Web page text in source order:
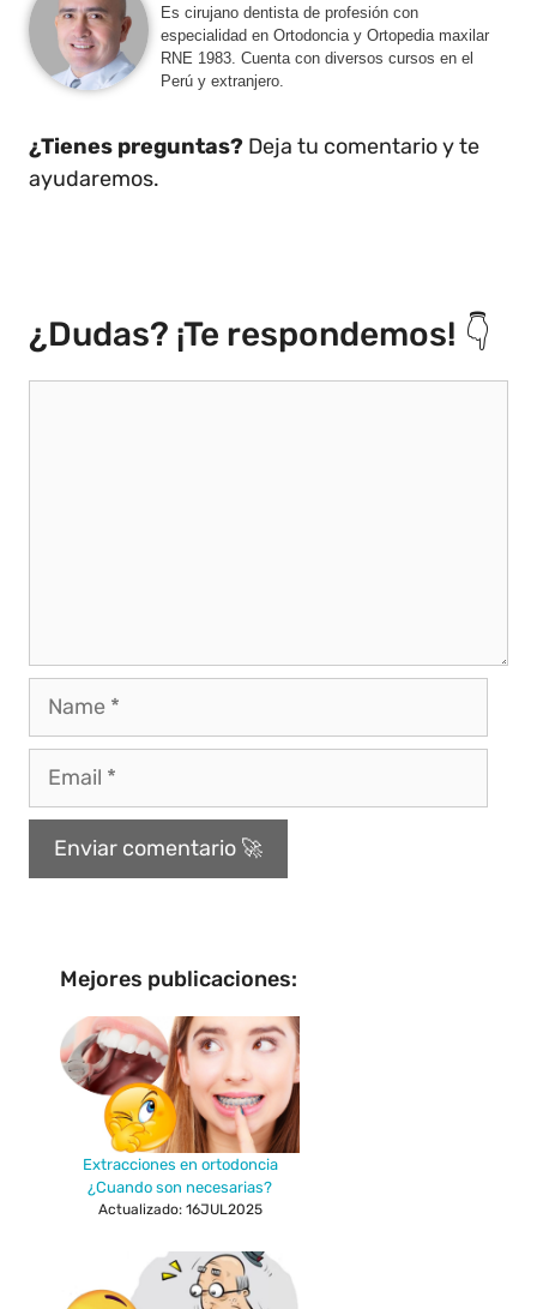
Es cirujano dentista de profesión con
especialidad en Ortodoncia y Ortopedia maxilar
RNE 1983. Cuenta con diversos cursos en el
Perú y extranjero.
¿Tienes preguntas? Deja tu comentario y te
ayudaremos.
¿Dudas? ¡Te respondemos! 👇
Mejores publicaciones:
Extracciones en ortodoncia
¿Cuando son necesarias?
Actualizado: 16JUL2025